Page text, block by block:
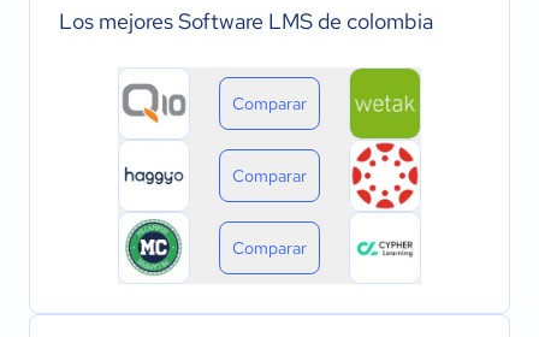
Los mejores Software LMS de colombia
Comparar
Comparar
Comparar